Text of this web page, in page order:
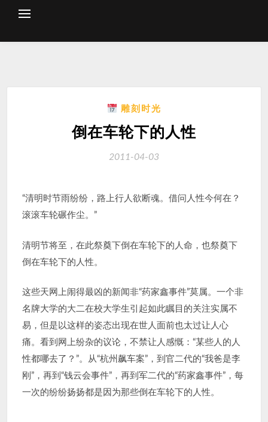
雕刻时光
倒在车轮下的人性
2011-04-03
“清明时节雨纷纷，路上行人欲断魂。借问人性今何在？
滚滚车轮碾作尘。”
清明节将至，在此祭奠下倒在车轮下的人命，也祭奠下
倒在车轮下的人性。
这些天网上闹得最凶的新闻非“药家鑫事件”莫属。一个非
名牌大学的大二在校大学生引起如此瞩目的关注实属不
易，但是以这样的姿态出现在世人面前也太过让人心
痛。看到网上纷杂的议论，不禁让人感慨：“某些人的人
性都哪去了？”。从“杭州飙车案”，到官二代的“我爸是李
刚”，再到“钱云会事件”，再到军二代的“药家鑫事件”，每
一次的纷纷扬扬都是因为那些倒在车轮下的人性。